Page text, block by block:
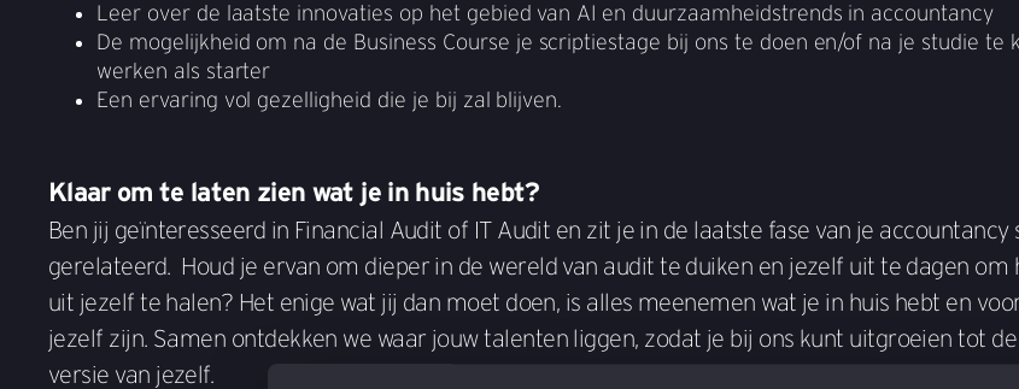
Leer over de laatste innovaties op het gebied van AI en duurzaamheidstrends in accountancy
De mogelijkheid om na de Business Course je scriptiestage bij ons te doen en/of na je studie te
werken als starter
Een ervaring vol gezelligheid die je bij zal blijven.
Klaar om te laten zien wat je in huis hebt?
Ben jij geïnteresseerd in Financial Audit of IT Audit en zit je in de laatste fase van je accountancy
gerelateerd. Houd je ervan om dieper in de wereld van audit te duiken en jezelf uit te dagen om
uit jezelf te halen? Het enige wat jij dan moet doen, is alles meenemen wat je in huis hebt en
jezelf zijn. Samen ontdekken we waar jouw talenten liggen, zodat je bij ons kunt uitgroeien tot
versie van jezelf.